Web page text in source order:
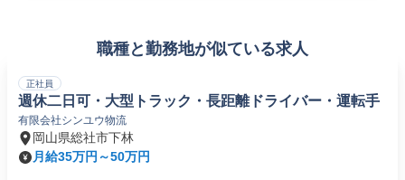
職種と勤務地が似ている求人
正社員
週休二日可・大型トラック・長距離ドライバー・運転手
有限会社シンユウ物流
岡山県総社市下林
月給35万円～50万円